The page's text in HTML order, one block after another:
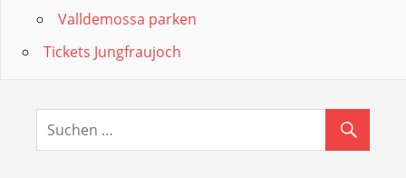
Valldemossa parken
Tickets Jungfraujoch